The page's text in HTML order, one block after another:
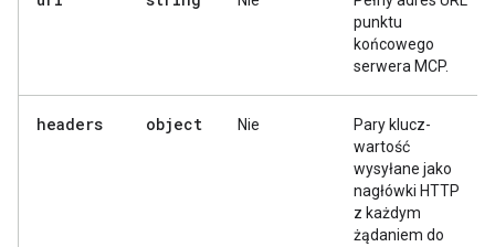
punktu
końcowego
serwera MCP.
headers object Nie
Pary klucz-
wartość
wysyłane jako
nagłówki HTTP
z każdym
żądaniem do